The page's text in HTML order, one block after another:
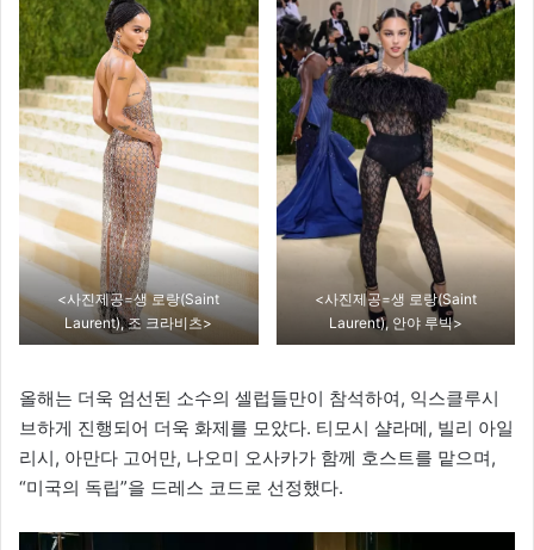
<사진제공=생 로랑(Saint
Laurent), 조 크라비츠>
<사진제공=생 로랑(Saint
Laurent), 안야 루빅>
올해는 더욱 엄선된 소수의 셀럽들만이 참석하여, 익스클루시
브하게 진행되어 더욱 화제를 모았다. 티모시 샬라메, 빌리 아일
리시, 아만다 고어만, 나오미 오사카가 함께 호스트를 맡으며,
“미국의 독립”을 드레스 코드로 선정했다.